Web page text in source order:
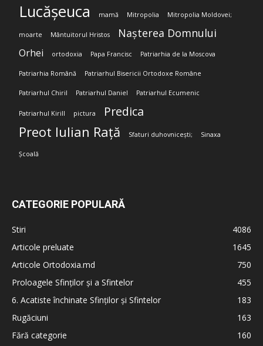
Lucășeuca mamă Mitropolia Mitropolia Moldovei;
moarte Mântuitorul Hristos Nașterea Domnului
Orhei ortodoxia Papa Francisc Patriarhia de la Moscova
Patriarhia Română Patriarhul Bisericii Ortodoxe Române
Patriarhul Chiril Patriarhul Daniel Patriarhul Ecumenic
Patriarhul Kirill pictura Predica
Preot Iulian Rață Sfaturi duhovnicești; Sinaxa
Școală
CATEGORIE POPULARĂ
Stiri
4086
Articole preluate
1645
Articole Ortodoxia.md
750
Proloagele Sfinților și a Sfintelor
455
6. Acatiste închinate Sfinților și Sfintelor
183
Rugăciuni
163
Fără categorie
160